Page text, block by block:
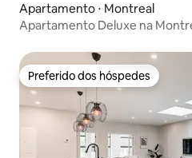
Apartamento ⋅ Montreal
Apartamento Deluxe na
Preferido dos hóspedes
Preferido dos hóspedes